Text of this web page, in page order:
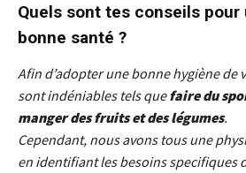
Quels sont tes conseils pour
bonne santé ?
Afin d’adopter une bonne hygiène de
sont indéniables tels quefaire du
manger des fruits et deslégumes.
Cependant, nous avons tous une
en identifiantles besoins specifiques